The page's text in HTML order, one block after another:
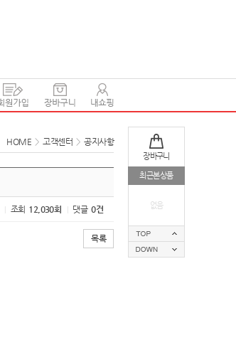
장바구니
최근본상품
없음
HOME > 고객센터 > 공지사항
조회 12,030회 댓글 0건
목록